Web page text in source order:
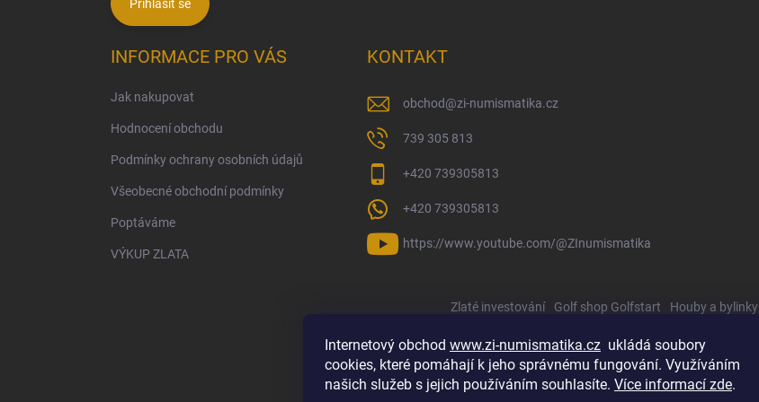
Internetový obchod www.zi-numismatika.cz ukládá soubory
cookies, které pomáhají k jeho správnému fungování. Využíváním
našich služeb s jejich používáním souhlasíte. Více informací zde.
Přihlásit se
INFORMACE PRO VÁS
Jak nakupovat
Hodnocení obchodu
Podmínky ochrany osobních údajů
Všeobecné obchodní podmínky
Poptáváme
VÝKUP ZLATA
KONTAKT
obchod@zi-numismatika.cz
739 305 813
+420 739305813
+420 739305813
https://www.youtube.com/@ZInumismatika
Zlaté investování Golf shop Golfstart Houby a bylinky